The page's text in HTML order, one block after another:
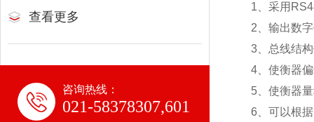
查看更多
咨询热线：
021-58378307,601
1 、采用
2 、输出数
3 、总线结
4 、使衡器
5 、使衡器
6 、可以根